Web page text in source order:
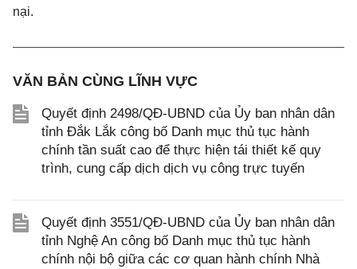
nại.
VĂN BẢN CÙNG LĨNH VỰC
Quyết định 2498/QĐ-UBND của Ủy ban nhân dân
tỉnh Đắk Lắk công bố Danh mục thủ tục hành
chính tần suất cao để thực hiện tái thiết kế quy
trình, cung cấp dịch dịch vụ công trực tuyến
Quyết định 3551/QĐ-UBND của Ủy ban nhân dân
tỉnh Nghệ An công bố Danh mục thủ tục hành
chính nội bộ giữa các cơ quan hành chính Nhà